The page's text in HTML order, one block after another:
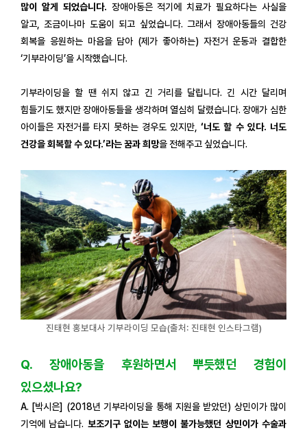
많이 알게 되었습니다. 장애아동은 적기에 치료가 필요하다는 사실을
알고, 조금이나마 도움이 되고 싶었습니다. 그래서 장애아동들의 건강
회복을 응원하는 마음을 담아 (제가 좋아하는) 자전거 운동과 결합한
‘기부라이딩’을 시작했습니다.
기부라이딩을 할 땐 쉬지 않고 긴 거리를 달립니다. 긴 시간 달리며
힘들기도 했지만 장애아동들을 생각하며 열심히 달렸습니다. 장애가 심한
아이들은 자전거를 타지 못하는 경우도 있지만, ‘너도 할 수 있다. 너도
건강을 회복할 수 있다.’라는 꿈과 희망을 전해주고 싶었습니다.
진태현 홍보대사 기부라이딩 모습(출처: 진태현 인스타그램)
Q. 장애아동을 후원하면서 뿌듯했던 경험이
있으셨나요?
A. [박시은] (2018년 기부라이딩을 통해 지원을 받았던) 상민이가 많이
기억에 남습니다. 보조기구 없이는 보행이 불가능했던 상민이가 수술과